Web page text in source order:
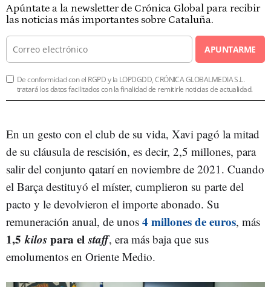
Apúntate a la newsletter de Crónica Global para recibir
las noticias más importantes sobre Cataluña.
APUNTARME
De conformidad con el RGPD y la LOPDGDD, CRÓNICA GLOBALMEDIA S.L.
tratará los datos facilitados con la finalidad de remitirle noticias de actualidad.
En un gesto con el club de su vida, Xavi pagó la mitad
de su cláusula de rescisión, es decir, 2,5 millones, para
salir del conjunto qatarí en noviembre de 2021. Cuando
el Barça destituyó el míster, cumplieron su parte del
pacto y le devolvieron el importe abonado. Su
remuneración anual, de unos 4 millones de euros, más
1,5kilospara elstaff, era más baja que sus
emolumentos en Oriente Medio.